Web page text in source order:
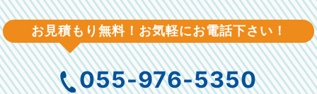
お見積もり無料！お気軽にお電話下さい！
055-976-5350